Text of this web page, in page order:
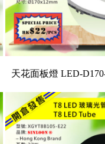
天花面板燈 LED-